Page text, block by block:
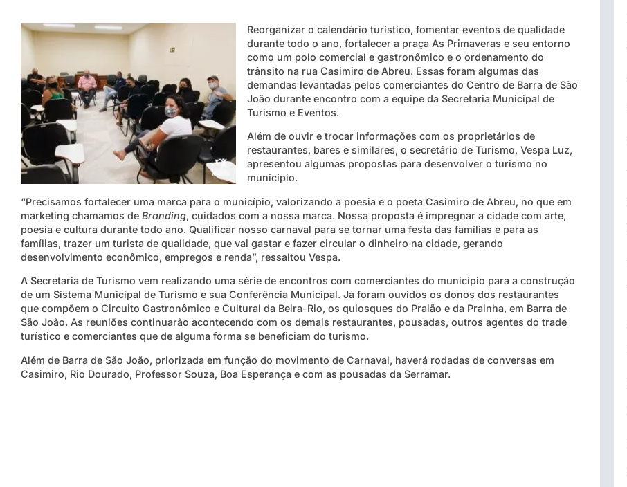
Reorganizar o calendário turístico, fomentar eventos de qualidade
durante todo o ano, fortalecer a praça As Primaveras e seu entorno
como um polo comercial e gastronômico e o ordenamento do
trânsito na rua Casimiro de Abreu. Essas foram algumas das
demandas levantadas pelos comerciantes do Centro de Barra de São
João durante encontro com a equipe da Secretaria Municipal de
Turismo e Eventos.
Além de ouvir e trocar informações com os proprietários de
restaurantes, bares e similares, o secretário de Turismo, Vespa Luz,
apresentou algumas propostas para desenvolver o turismo no
município.
“Precisamos fortalecer uma marca para o município, valorizando a poesia e o poeta Casimiro de Abreu, no que em
marketing chamamos de Branding, cuidados com a nossa marca. Nossa proposta é impregnar a cidade com arte,
poesia e cultura durante todo ano. Qualificar nosso carnaval para se tornar uma festa das famílias e para as
famílias, trazer um turista de qualidade, que vai gastar e fazer circular o dinheiro na cidade, gerando
desenvolvimento econômico, empregos e renda”, ressaltou Vespa.
A Secretaria de Turismo vem realizando uma série de encontros com comerciantes do município para a construção
de um Sistema Municipal de Turismo e sua Conferência Municipal. Já foram ouvidos os donos dos restaurantes
que compõem o Circuito Gastronômico e Cultural da Beira-Rio, os quiosques do Praião e da Prainha, em Barra de
São João. As reuniões continuarão acontecendo com os demais restaurantes, pousadas, outros agentes do trade
turístico e comerciantes que de alguma forma se beneficiam do turismo.
Além de Barra de São João, priorizada em função do movimento de Carnaval, haverá rodadas de conversas em
Casimiro, Rio Dourado, Professor Souza, Boa Esperança e com as pousadas da Serramar.